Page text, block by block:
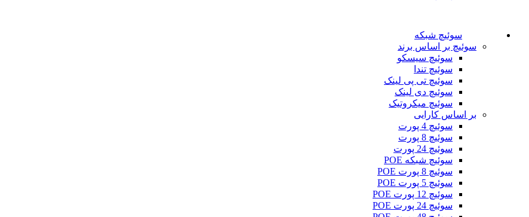
سوئیچ شبکه
سوئیچ بر اساس برند
سوئیچ سیسکو
سوئیچ تندا
سوئیچ تی پی لینک
سوئیچ دی لینک
سوئیچ میکروتیک
بر اساس کارایی
سوئیچ 4 پورت
سوئیچ 8 پورت
سوئیچ 24 پورت
سوئیچ شبکه POE
سوئیچ 8 پورت POE
سوئیچ 5 پورت POE
سوئیچ 12 پورت POE
سوئیچ 24 پورت POE